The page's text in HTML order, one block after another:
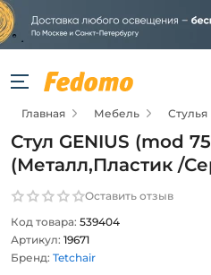
Главная Мебель Стулья
Стул GENIUS (mod
(Металл,Пластик /
Оставить отзыв
Код товара: 539404
Артикул: 19671
Бренд: Tetchair